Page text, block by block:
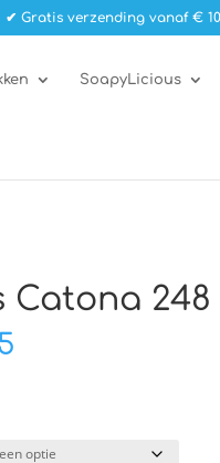
✔ Gratis verzending vanaf €
SoapyLicious
Catona 248